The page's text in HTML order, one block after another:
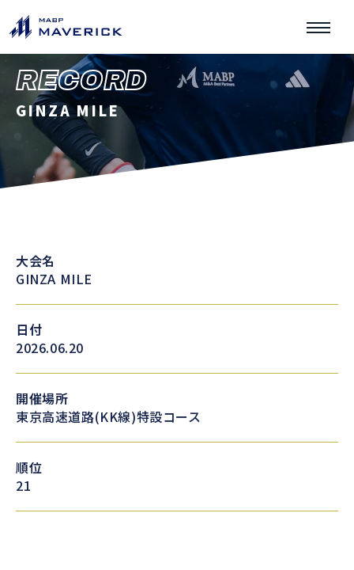
RECORD
GINZA MILE
大会名
GINZA MILE
日付
2026.06.20
開催場所
東京高速道路(KK線)特設コース
順位
21